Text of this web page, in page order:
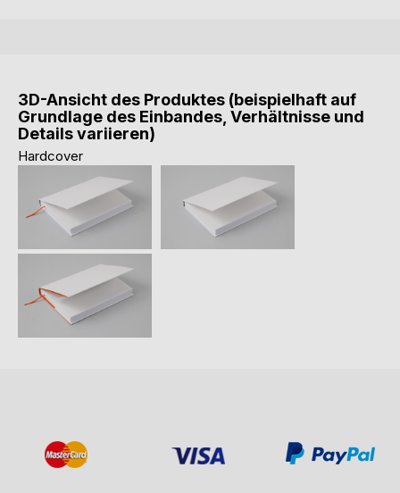
3D-Ansicht des Produktes (beispielhaft auf
Grundlage des Einbandes, Verhältnisse und
Details variieren)
Hardcover